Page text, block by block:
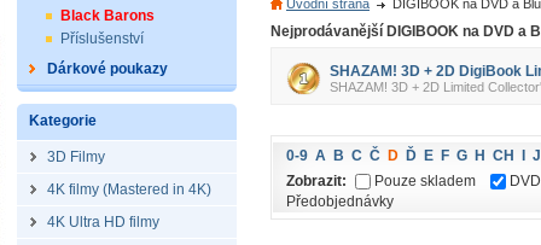
Black Barons
Příslušenství
Dárkové poukazy
Kategorie
3D Filmy
4K filmy (Mastered in 4K)
4K Ultra HD filmy
Úvodní strana DIGIBOOK na DVD a
Nejprodávanější DIGIBOOK na DVD a
SHAZAM! 3D + 2D DigiBook
SHAZAM! 3D + 2D Limited
0-9 A B C Č D Ď E F G H CH
J
Zobrazit:
Pouze skladem
DVD
Předobjednávky